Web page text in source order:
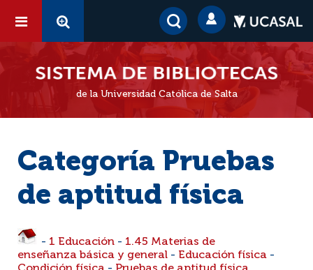
de la Universidad Católica de Salta
Categoría Pruebas
de aptitud física
- 1 Educación - 1.45 Materias de
enseñanza básica y general - Educación física -